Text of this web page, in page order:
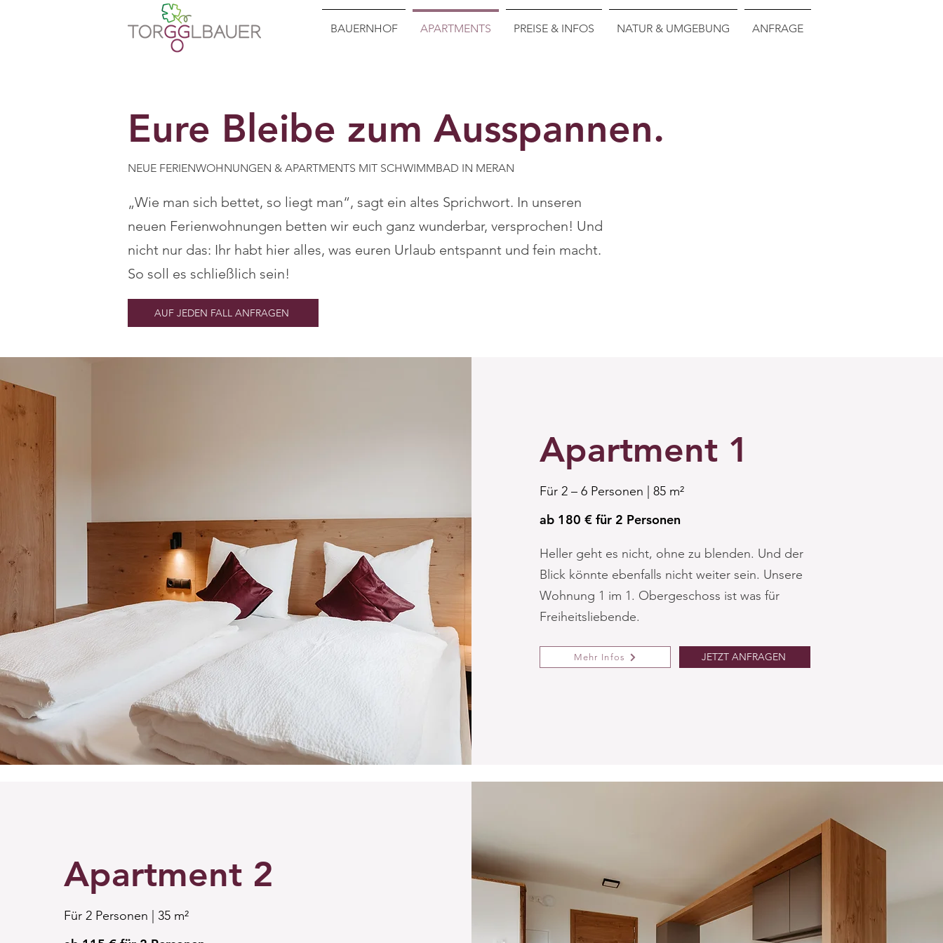
BAUERNHOF APARTMENTS PREISE & INFOS NATUR & UMGEBUNG ANFRAGE
Eure Bleibe zum Ausspannen.
NEUE FERIENWOHNUNGEN & APARTMENTS MIT SCHWIMMBAD IN MERAN
„Wie man sich bettet, so liegt man“, sagt ein altes Sprichwort. In unseren
neuen Ferienwohnungen betten wir euch ganz wunderbar, versprochen! Und
nicht nur das: Ihr habt hier alles, was euren Urlaub entspannt und fein macht.
So soll es schließlich sein!
AUF JEDEN FALL ANFRAGEN
Apartment 1
Für 2 – 6 Personen | 85 m²
ab 180 € für 2 Personen
Heller geht es nicht, ohne zu blenden. Und der
Blick könnte ebenfalls nicht weiter sein. Unsere
Wohnung 1 im 1. Obergeschoss ist was für
Freiheitsliebende.
Mehr Infos JETZT ANFRAGEN
Apartment 2
Für 2 Personen | 35 m²